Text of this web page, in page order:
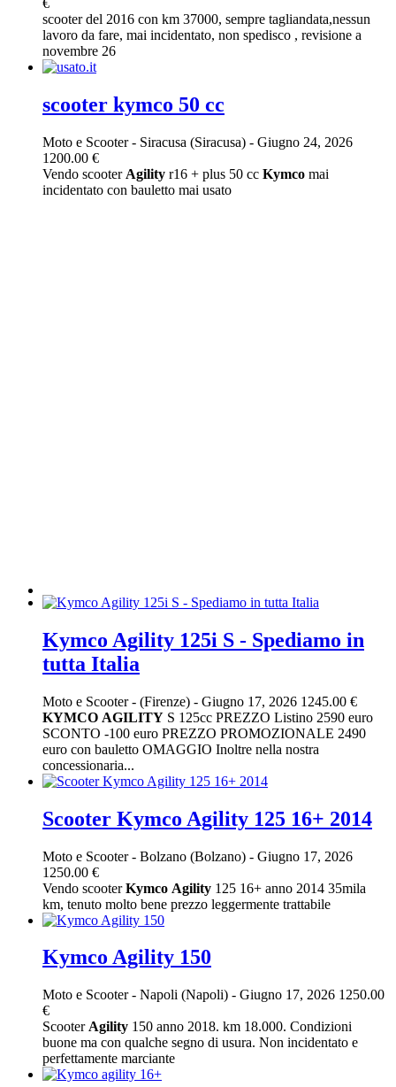
€
scooter del 2016 con km 37000, sempre tagliandata,nessun
lavoro da fare, mai incidentato, non spedisco , revisione a
novembre 26
scooter kymco 50 cc
Moto e Scooter- Siracusa (Siracusa) - Giugno 24, 2026
1200.00 €
Vendo scooter Agility r16 + plus 50 cc Kymco mai
incidentato con bauletto mai usato
Kymco Agility 125i S - Spediamo in
tutta Italia
Moto e Scooter- (Firenze) - Giugno 17, 2026 1245.00 €
KYMCO AGILITY S 125cc PREZZO Listino 2590 euro
SCONTO -100 euro PREZZO PROMOZIONALE 2490
euro con bauletto OMAGGIO Inoltre nella nostra
concessionaria...
Scooter Kymco Agility 125 16+ 2014
Moto e Scooter- Bolzano (Bolzano) - Giugno 17, 2026
1250.00 €
Vendo scooterKymco Agility 125 16+ anno 2014 35mila
km, tenuto molto bene prezzo leggermente trattabile
Kymco Agility 150
Moto e Scooter- Napoli (Napoli) - Giugno 17, 2026 1250.00
€
Scooter Agility 150 anno 2018. km 18.000. Condizioni
buone ma con qualche segno di usura. Non incidentato e
perfettamente marciante